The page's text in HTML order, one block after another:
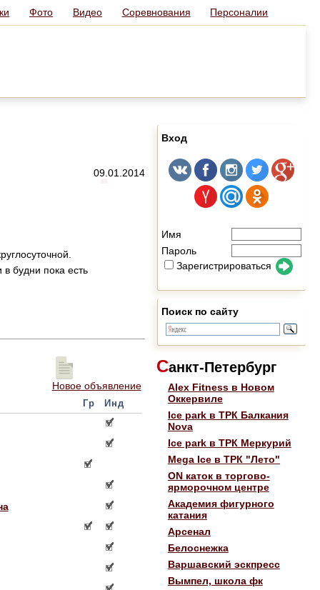
Фото Видео Соревнования Персоналии
09.01.2014
будни пока есть
Новое объявление
Гр Инд
Вход
Имя
Пароль
Зарегистрироваться
Поиск по сайту
Санкт-Петербург
Alex Fitness в Новом
Оккервиле
Ice park в ТРК Балкания
Nova
Ice park в ТРК Меркурий
Mega Ice в ТРК "Лето"
ON каток в торгово-
ярморочном центре
Академия фигурного
катания
Арсенал
Белоснежка
Варшавский эскпресс
Вымпел, школа фк